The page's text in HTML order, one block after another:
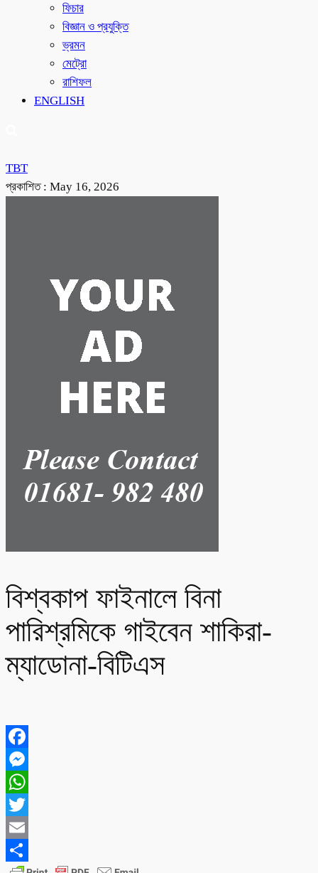
ফিচার
বিজ্ঞান ও প্রযুক্তি
ভ্রমন
মেট্রো
রাশিফল
ENGLISH
TBT
প্রকাশিত : May 16, 2026
বিশ্বকাপ ফাইনালে বিনা
পারিশ্রমিকে গাইবেন শাকিরা-
ম্যাডোনা-বিটিএস
Facebook
Messenger
WhatsApp
Twitter
Email